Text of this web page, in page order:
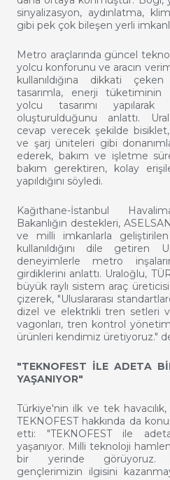
sinyalizasyon, aydınlatma,
gibi pek çok bileşen yerli
Metro araçlarında güncel
yolcu konforunu ve aracın
kullanıldığına dikkati
tasarımla, enerji tüketiminin
yolcu tasarımı
oluşturulduğunu anlattı.
cevap verecek şekilde
ve şarj üniteleri gibi
ederek, bakım ve işletme
bakım gerektiren, kolay
yapıldığını söyledi.
Kağıthane-İstanbul
Bakanlığın destekleri,
ve milli imkanlarla
kullanıldığını dile getiren
deneyimlerle metro
girdiklerini anlattı. Uraloğlu,
büyük raylı sistem araç
çizerek, "Uluslararası
dizel ve elektrikli tren setleri
vagonları, tren kontrol
ürünleri kendimiz üretiyoruz."
"TEKNOFEST İLE ADETA
YAŞANIYOR"
Türkiye'nin ilk ve tek
TEKNOFEST hakkında da
etti: "TEKNOFEST ile
yaşanıyor. Milli teknoloji
bir yerinde görüyoruz.
gençlerimizin ilgisini